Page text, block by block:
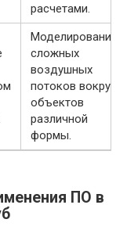
расчетами.
Моделирование
сложных
воздушных
потоков вокруг
объектов
различной
формы.
ПО в